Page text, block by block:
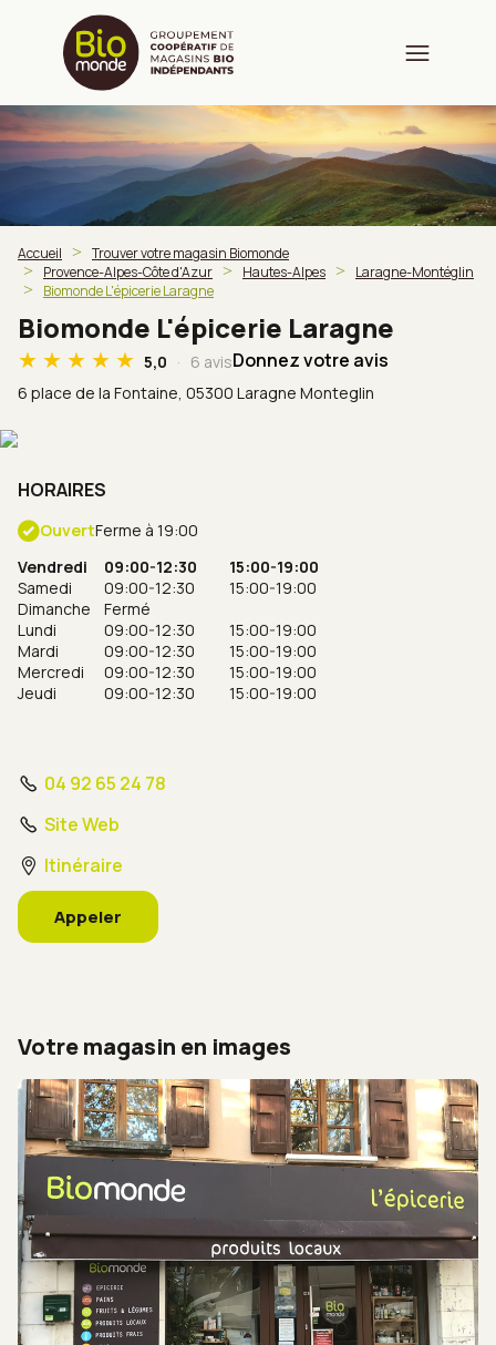
Accueil
Trouver votre magasin Biomonde
Provence-Alpes-Côte d'Azur
Hautes-Alpes
Laragne-Montéglin
Biomonde L'épicerie Laragne
Biomonde L'épicerie Laragne
5,0 6 avisDonnez votre avis
6 place de la Fontaine, 05300 Laragne Monteglin
HORAIRES
OuvertFerme à 19:00
Vendredi
09:00-12:30
15:00-19:00
Samedi
09:00-12:30
15:00-19:00
Dimanche
Fermé
Lundi
09:00-12:30
15:00-19:00
Mardi
09:00-12:30
15:00-19:00
Mercredi
09:00-12:30
15:00-19:00
Jeudi
09:00-12:30 15:00-19:00
04 92 65 24 78
Site Web
Itinéraire
Appeler
Votre magasin en images